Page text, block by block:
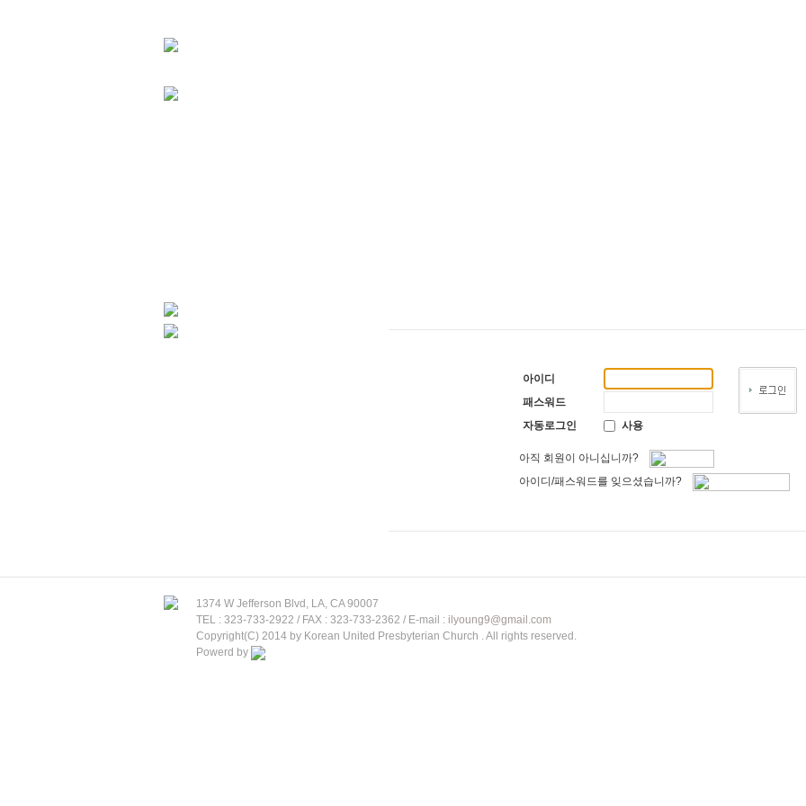
아이디
패스워드
자동로그인
사용
아직 회원이 아니십니까?
아이디/패스워드를 잊으셨습니까?
1374 W Jefferson Blvd, LA, CA 90007
TEL : 323-733-2922 / FAX : 323-733-2362 / E-mail : ilyoung9@gmail.com
Copyright(C) 2014 by Korean United Presbyterian Church . All rights reserved.
Powerd by